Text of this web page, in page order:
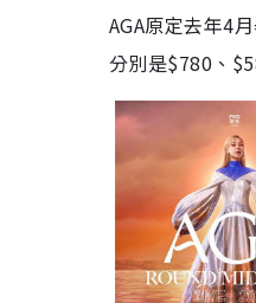
AGA原定去年4
分別是$780、